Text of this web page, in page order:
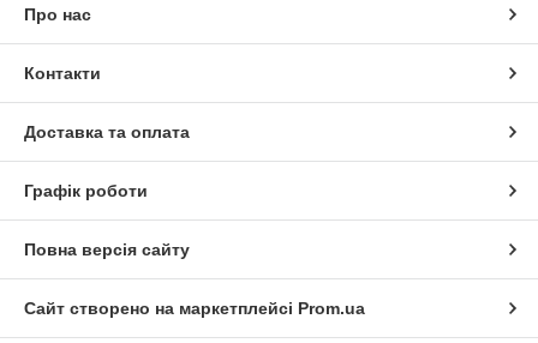
Про нас
Контакти
Доставка та оплата
Графік роботи
Повна версія сайту
Сайт створено на маркетплейсі Prom.ua